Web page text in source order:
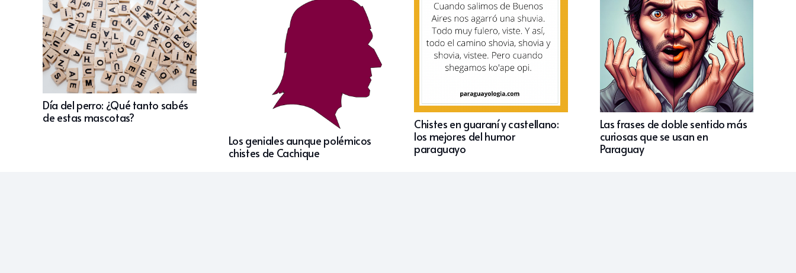
Día del perro: ¿Qué tanto sabés
de estas mascotas?
Los geniales aunque polémicos
chistes de Cachique
Chistes en guaraní y castellano:
los mejores del humor
paraguayo
Las frases de doble sentido más
curiosas que se usan en
Paraguay